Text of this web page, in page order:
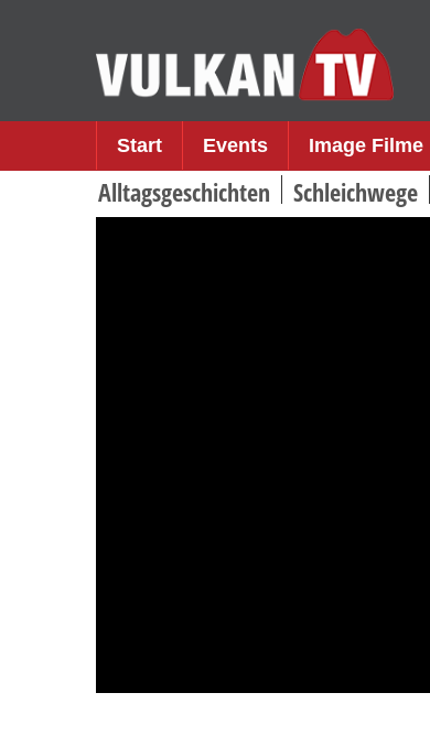
Start Events Image Filme
Alltagsgeschichten Schleichwege